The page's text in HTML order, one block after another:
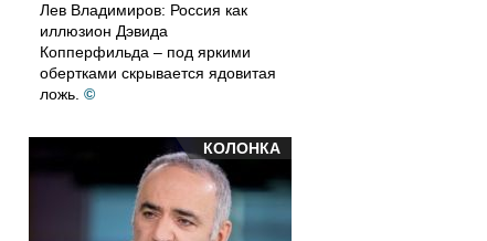
Лев Владимиров: Россия как
иллюзион Дэвида
Копперфильда – под яркими
обертками скрывается ядовитая
ложь. ©
КОЛОНКА